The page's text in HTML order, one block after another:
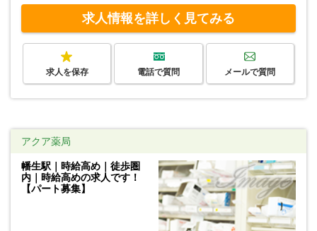
求人情報を詳しく見てみる
求人を保存 電話で質問 メールで質問
アクア薬局
幡生駅｜時給高め｜徒歩圏
内｜時給高めの求人です！
【パート募集】